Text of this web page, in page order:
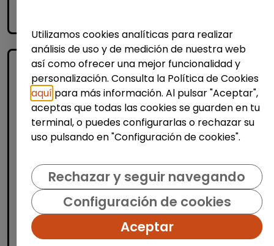
Producción, Industria y Calidad
Operario/a en lavandería y tintorería
(madrid)
| España(Madrid)
Utilizamos cookies analíticas para realizar
análisis de uso y de medición de nuestra web
así como ofrecer una mejor funcionalidad y
personalización. Consulta la Política de Cookies
aquí para más información. Al pulsar "Aceptar",
aceptas que todas las cookies se guarden en tu
terminal, o puedes configurarlas o rechazar su
uso pulsando en "Configuración de cookies".
Rechazar y seguir navegando
Configuración de cookies
Aceptar